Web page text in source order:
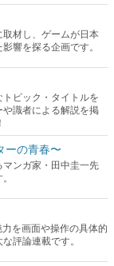
材し、ゲームが日本
響を探る企画です。
ピック・タイトルを
識者による解説を掲
ーの青春〜
マンガ家・田中圭一先
を画面や操作の具体的
評論連載です。